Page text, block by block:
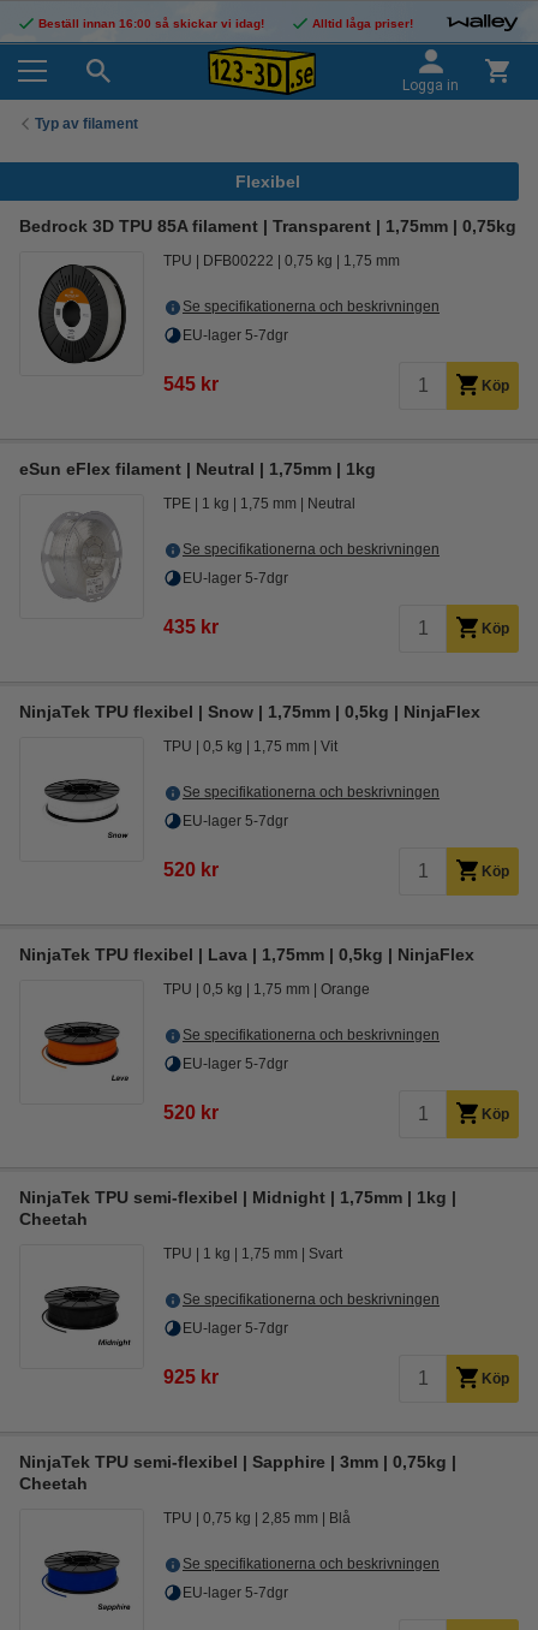
Beställ innan 16:00 så skickar vi idag! Alltid låga priser!
Logga in
Typ av filament
Flexibel
Bedrock 3D TPU 85A filament | Transparent | 1,75mm | 0,75kg
TPU DFB00222 0,75 kg 1,75 mm
Se specifikationerna och beskrivningen
EU-lager 5-7dgr
545 kr Köp
eSun eFlex filament | Neutral | 1,75mm | 1kg
TPE 1 kg 1,75 mm Neutral
Se specifikationerna och beskrivningen
EU-lager 5-7dgr
435 kr Köp
NinjaTek TPU flexibel | Snow | 1,75mm | 0,5kg | NinjaFlex
TPU 0,5 kg 1,75 mm Vit
Se specifikationerna och beskrivningen
EU-lager 5-7dgr
520 kr Köp
NinjaTek TPU flexibel | Lava | 1,75mm | 0,5kg | NinjaFlex
TPU 0,5 kg 1,75 mm Orange
Se specifikationerna och beskrivningen
EU-lager 5-7dgr
520 kr Köp
NinjaTek TPU semi-flexibel | Midnight | 1,75mm | 1kg |
Cheetah
TPU 1 kg 1,75 mm Svart
Se specifikationerna och beskrivningen
EU-lager 5-7dgr
925 kr Köp
NinjaTek TPU semi-flexibel | Sapphire | 3mm | 0,75kg |
Cheetah
TPU 0,75 kg 2,85 mm Blå
Se specifikationerna och beskrivningen
EU-lager 5-7dgr